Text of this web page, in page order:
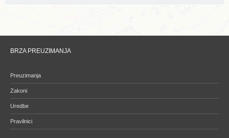
BRZA PREUZIMANJA
Preuzimanja
Zakoni
Uredbe
Pravilnici